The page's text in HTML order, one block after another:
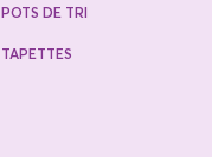
POTS DE TRI
TAPETTES